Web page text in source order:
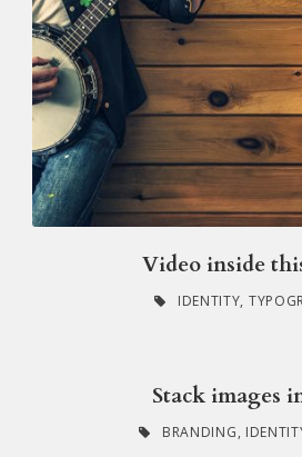
Video inside
IDENTITY,
Stack images
BRANDING,